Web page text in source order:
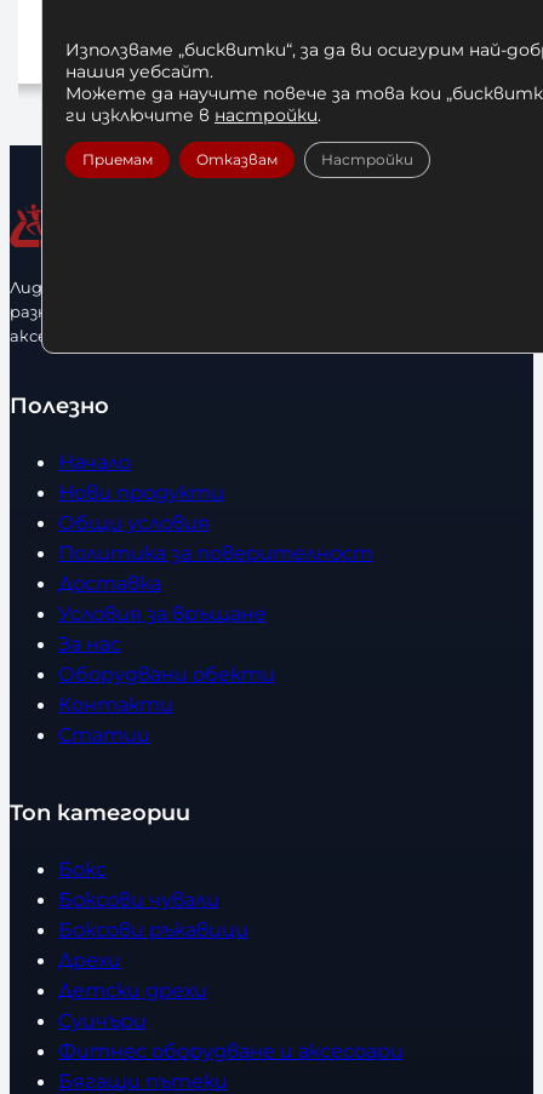
Добавяне в количката
Лидерфитнес е водещ вносител и представител на голямо
разнообразие от бойна екипировка, фитнес уреди и
аксесоари.
Полезно
Начало
Нови продукти
Общи условия
Политика за поверителност
Доставка
Условия за връщане
За нас
Оборудвани обекти
Контакти
Статии
Топ категории
Бокс
Боксови чували
Боксови ръкавици
Дрехи
Детски дрехи
Суичъри
Фитнес оборудване и аксесоари
Бягащи пътеки
Използваме „бисквитки“, за да ви осигурим най-
нашия уебсайт.
Можете да научите повече за това кои
ги изключите в настройки.
Приемам Отказвам Настройки